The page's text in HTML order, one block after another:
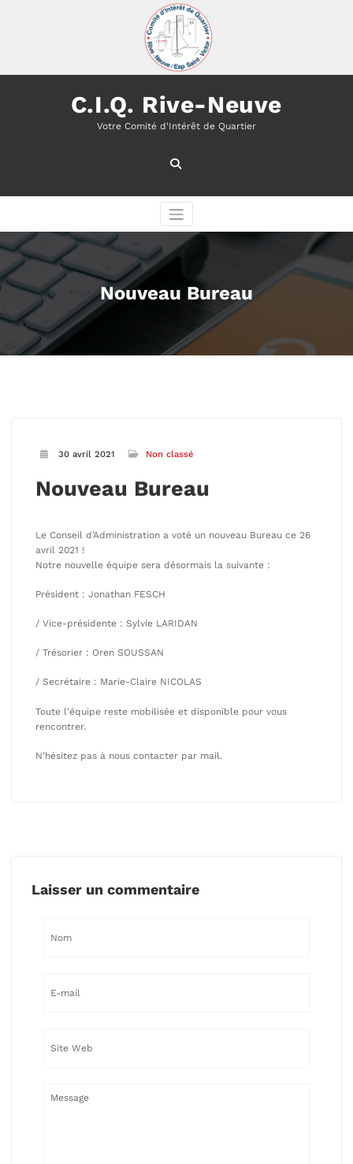
C.I.Q. Rive-Neuve
Votre Comité d'Intérêt de Quartier
Nouveau Bureau
30 avril 2021 Non classé
Nouveau Bureau
Le Conseil d’Administration a voté un nouveau Bureau ce 26
avril 2021 !
Notre nouvelle équipe sera désormais la suivante :
Président : Jonathan FESCH
/ Vice-présidente : Sylvie LARIDAN
/ Trésorier : Oren SOUSSAN
/ Secrétaire : Marie-Claire NICOLAS
Toute l’équipe reste mobilisée et disponible pour vous
rencontrer.
N’hésitez pas à nous contacter par mail.
Laisser un commentaire